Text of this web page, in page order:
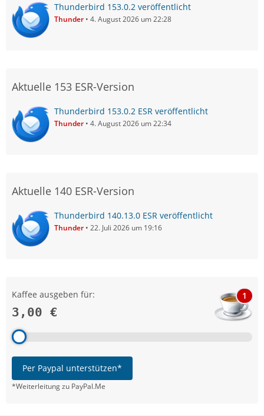
Thunderbird 153.0.2 veröffentlicht
Thunder 4. August 2026 um 22:28
Aktuelle 153 ESR-Version
Thunderbird 153.0.2 ESR veröffentlicht
Thunder 4. August 2026 um 22:34
Aktuelle 140 ESR-Version
Thunderbird 140.13.0 ESR veröffentlicht
Thunder 22. Juli 2026 um 19:16
Kaffee ausgeben für:
3,00 €
1
Per Paypal unterstützen*
*Weiterleitung zu PayPal.Me